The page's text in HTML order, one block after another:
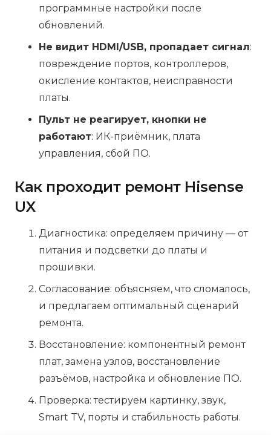
программные настройки после
обновлений.
Не видит HDMI/USB, пропадает сигнал:
повреждение портов, контроллеров,
окисление контактов, неисправности
платы.
Пульт не реагирует, кнопки не
работают: ИК-приёмник, плата
управления, сбой ПО.
Как проходит ремонт Hisense
UX
Диагностика: определяем причину — от
питания и подсветки до платы и
прошивки.
Согласование: объясняем, что сломалось,
и предлагаем оптимальный сценарий
ремонта.
Восстановление: компонентный ремонт
плат, замена узлов, восстановление
разъёмов, настройка и обновление ПО.
Проверка: тестируем картинку, звук,
Smart TV, порты и стабильность работы.